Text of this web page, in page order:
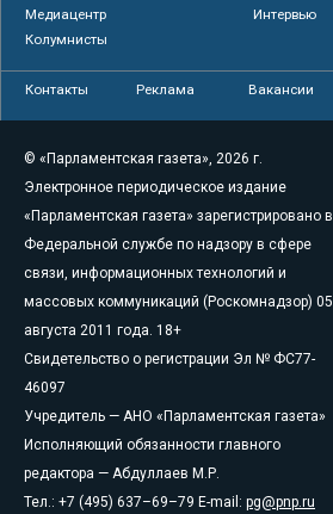
Медиацентр
Интервью
Колумнисты
Контакты Реклама Вакансии
© «Парламентская газета», 2026 г.
Электронное периодическое издание
«Парламентская газета» зарегистрировано в
Федеральной службе по надзору в сфере
связи, информационных технологий и
массовых коммуникаций (Роскомнадзор) 05
августа 2011 года. 18+
Свидетельство о регистрации Эл № ФС77-
46097
Учредитель — АНО «Парламентская газета»
Исполняющий обязанности главного
редактора — Абдуллаев М.Р.
Тел.: +7 (495) 637–69–79 E-mail: pg@pnp.ru